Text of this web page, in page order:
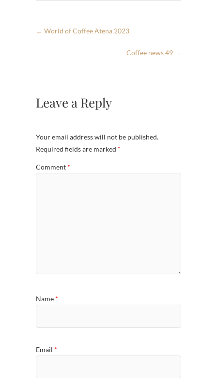
← World of Coffee Atena 2023
Coffee news 49 →
Leave a Reply
Your email address will not be published.
Required fields are marked *
Comment *
Name *
Email *